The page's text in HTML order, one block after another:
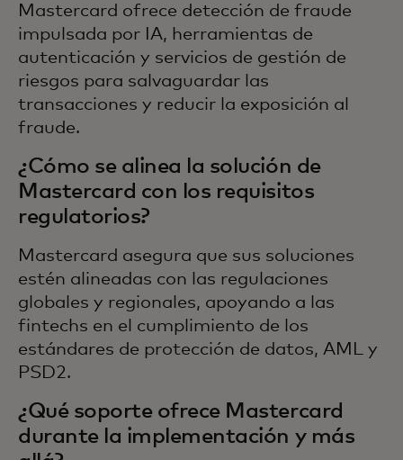
Mastercard ofrece detección de fraude
impulsada por IA, herramientas de
autenticación y servicios de gestión de
riesgos para salvaguardar las
transacciones y reducir la exposición al
fraude.
¿Cómo se alinea la solución de
Mastercard con los requisitos
regulatorios?
Mastercard asegura que sus soluciones
estén alineadas con las regulaciones
globales y regionales, apoyando a las
fintechs en el cumplimiento de los
estándares de protección de datos, AML y
PSD2.
¿Qué soporte ofrece Mastercard
durante la implementación y más